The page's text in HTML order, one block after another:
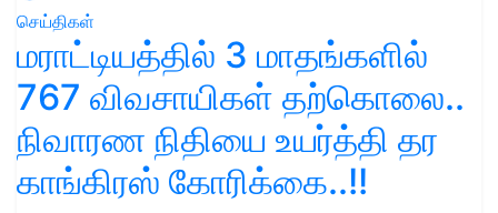
செய்திகள்
மராட்டியத்தில் 3 மாதங்களில்
767 விவசாயிகள் தற்கொலை..
நிவாரண நிதியை உயர்த்தி தர
காங்கிரஸ் கோரிக்கை..!!